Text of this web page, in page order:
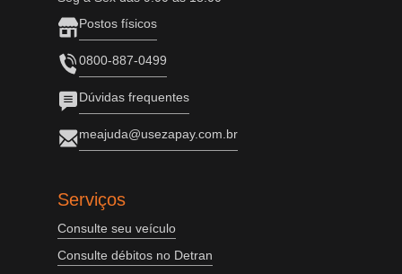
Postos físicos
0800-887-0499
Dúvidas frequentes
meajuda@usezapay.com.br
Serviços
Consulte seu veículo
Consulte débitos no Detran